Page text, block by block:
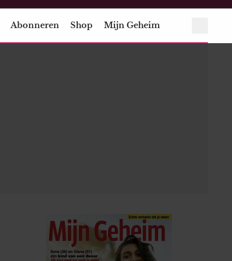
Abonneren Shop Mijn Geheim